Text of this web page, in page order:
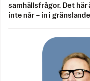
samhällsfrågor. Det här
inte når – in i